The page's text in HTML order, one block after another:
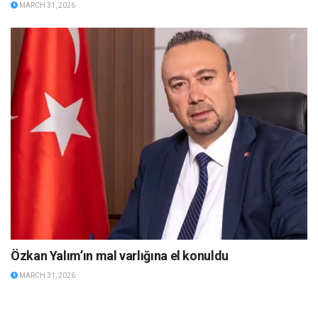
MARCH 31, 2026
Özkan Yalım’ın mal varlığına el konuldu
MARCH 31, 2026